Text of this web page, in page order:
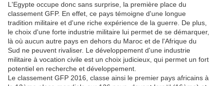
L'Egypte occupe donc sans surprise, la première place du
classement GFP. En effet, ce pays témoigne d'une longue
tradition militaire et d'une riche expérience de la guerre. De plus,
le choix d'une forte industrie militaire lui permet de se démarquer,
là où aucun autre pays en dehors du Maroc et de l'Afrique du
Sud ne peuvent rivaliser. Le développement d'une industrie
militaire à vocation civile est un choix judicieux, qui permet un fort
potentiel en recherche et développement.
Le classement GFP 2016, classe ainsi le premier pays africains à